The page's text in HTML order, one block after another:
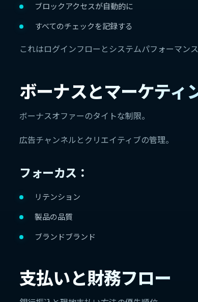
ブロックアクセスが自動的に
すべてのチェックを記録する
これはログインフローとシステムパフォーマンス
ボーナスとマーケティ
ボーナスオファーのタイトな制限。
広告チャンネルとクリエイティブの管理。
フォーカス：
リテンション
製品の品質
ブランドブランド
支払いと財務フロー